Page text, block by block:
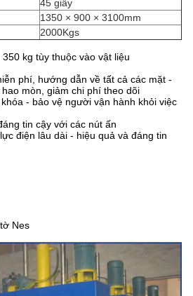
45 giây
1350 × 900 × 3100mm
2000Kgs
kg tùy thuộc vào vật liệu
phí, hướng dẫn về tất cả các mặt -
mòn, giảm chi phí theo dõi
- bảo vệ người vận hành khỏi việc
tin cậy với các nút ấn
điện lâu dài - hiệu quả và đáng tin
Nes